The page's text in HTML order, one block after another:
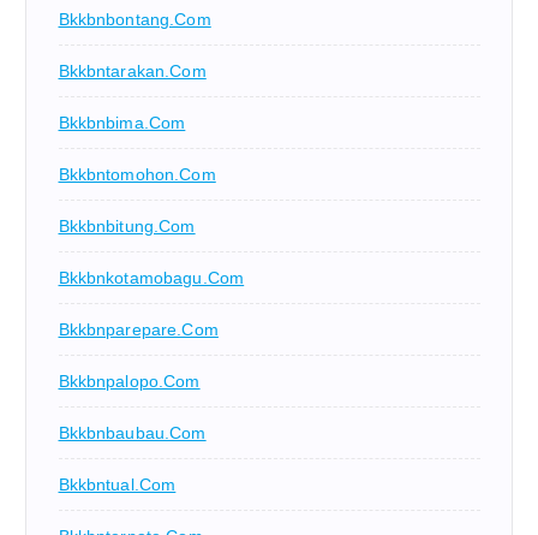
Bkkbnbontang.com
Bkkbntarakan.com
Bkkbnbima.com
Bkkbntomohon.com
Bkkbnbitung.com
Bkkbnkotamobagu.com
Bkkbnparepare.com
Bkkbnpalopo.com
Bkkbnbaubau.com
Bkkbntual.com